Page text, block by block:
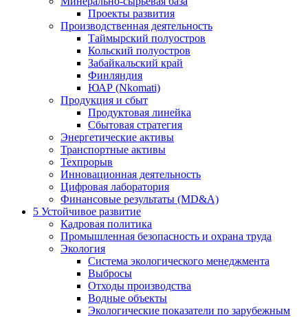
Проекты развития
Производственная деятельность
Таймырский полуостров
Кольский полуостров
Забайкальский край
Финляндия
ЮАР (Nkomati)
Продукция и сбыт
Продуктовая линейка
Сбытовая стратегия
Энергетические активы
Транспортные активы
Техпрорыв
Инновационная деятельность
Цифровая лаборатория
Финансовые результаты (MD&A)
5 Устойчивое развитие
Кадровая политика
Промышленная безопасность и охрана труда
Экология
Система экологического менеджмента
Выбросы
Отходы производства
Водные объекты
Экологические показатели по зарубежным